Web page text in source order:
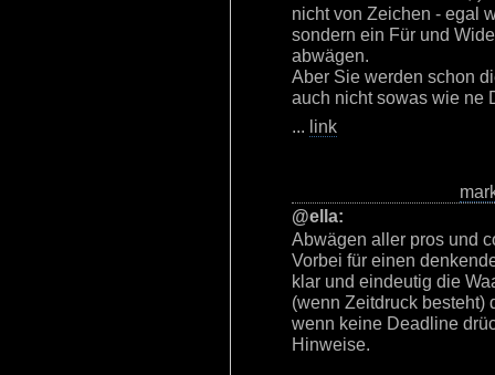
nicht von Zeichen - egal
sondern ein Für und
abwägen.
Aber Sie werden schon
auch nicht sowas wie ne
... link
@ella:
Abwägen aller pros und
Vorbei für einen
klar und eindeutig die
(wenn Zeitdruck besteht)
wenn keine Deadline
Hinweise.